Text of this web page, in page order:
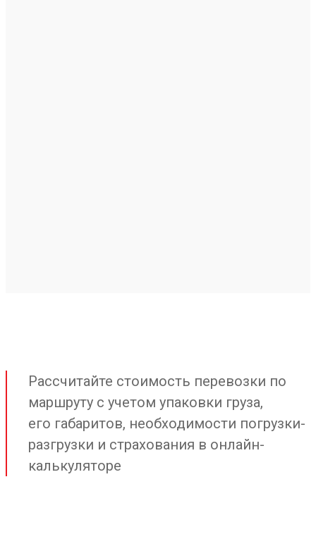
Рассчитайте стоимость перевозки по
маршруту с учетом упаковки груза,
его габаритов, необходимости погрузки-
разгрузки и страхования в онлайн-
калькуляторе